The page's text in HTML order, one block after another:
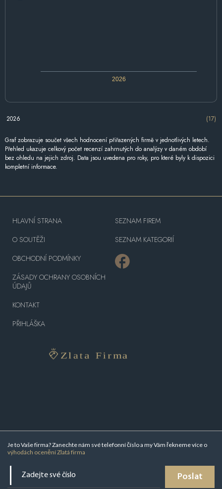
2026
2026 (17)
Graf zobrazuje součet všech hodnocení přiřazených firmě v jednotlivých letech.
Přehled ukazuje celkový počet recenzí zahrnutých do analýzy v daném období
bez ohledu na jejich zdroj. Data jsou uvedena pro roky, pro které byly k dispozici
kompletní informace.
Je to Vaše firma? Zanechte nám své telefonní číslo a my Vám řekneme více o
výhodách ocenění Zlatá firma
Poslat
HLAVNÍ STRANA
O SOUTĚŽI
OBCHODNÍ PODMÍNKY
ZÁSADY OCHRANY OSOBNÍCH
ÚDAJŮ
KONTAKT
PŘIHLÁŠKA
SEZNAM FIREM
SEZNAM KATEGORIÍ